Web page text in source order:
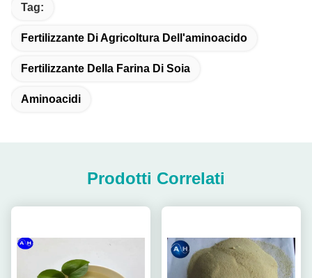
Tag:
Fertilizzante Di Agricoltura Dell'aminoacido
Fertilizzante Della Farina Di Soia
Aminoacidi
Prodotti Correlati